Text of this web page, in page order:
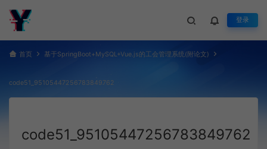
登录
首页 基于SpringBoot+MySQL+Vue.js的工会管理系统(附论文)
code51_95105447256783849762
code51_95105447256783849762